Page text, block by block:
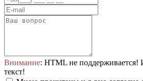
Внимание: HTML не поддерживается!
текст!